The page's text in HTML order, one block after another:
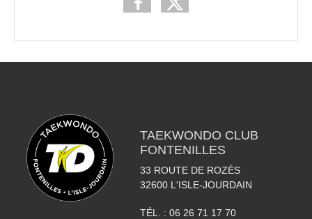
TAEKWONDO CLUB
FONTENILLES
33 ROUTE DE ROZÈS
32600 L'ISLE-JOURDAIN
TÉL. : 06 26 71 17 70